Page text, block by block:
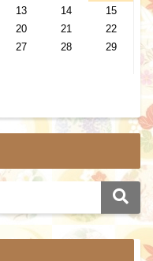
13 14
15
20 21
22
27 28
29